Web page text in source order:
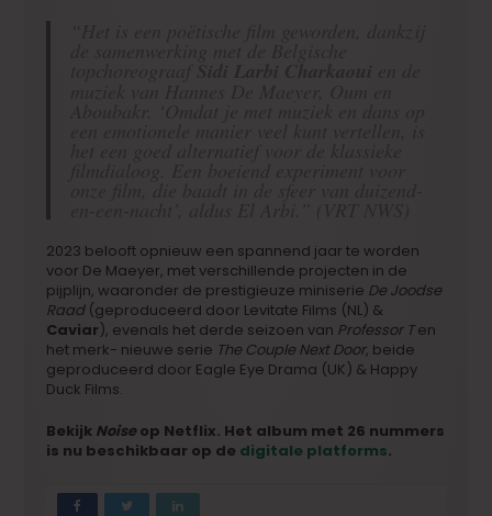
2023 belooft opnieuw een spannend jaar te worden
voor De Maeyer, met verschillende projecten in de
pijplijn, waaronder de prestigieuze miniserie De Joodse
Raad(geproduceerd door Levitate Films (NL) &
Caviar), evenals het derde seizoen van Professor Ten
het merk- nieuwe serie The Couple Next Door, beide
geproduceerd door Eagle Eye Drama (UK) & Happy
Duck Films.
Bekijk Noiseop Netflix. Het album met 26 nummers
is nu beschikbaar op de digitale platforms.